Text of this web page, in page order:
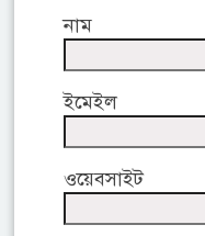
নাম
ইমেইল
ওয়েবসাইট